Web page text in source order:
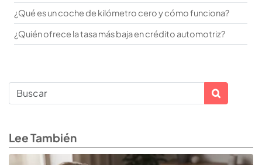
¿Qué es un coche de kilómetro cero y cómo funciona?
¿Quién ofrece la tasa más baja en crédito automotriz?
Lee También